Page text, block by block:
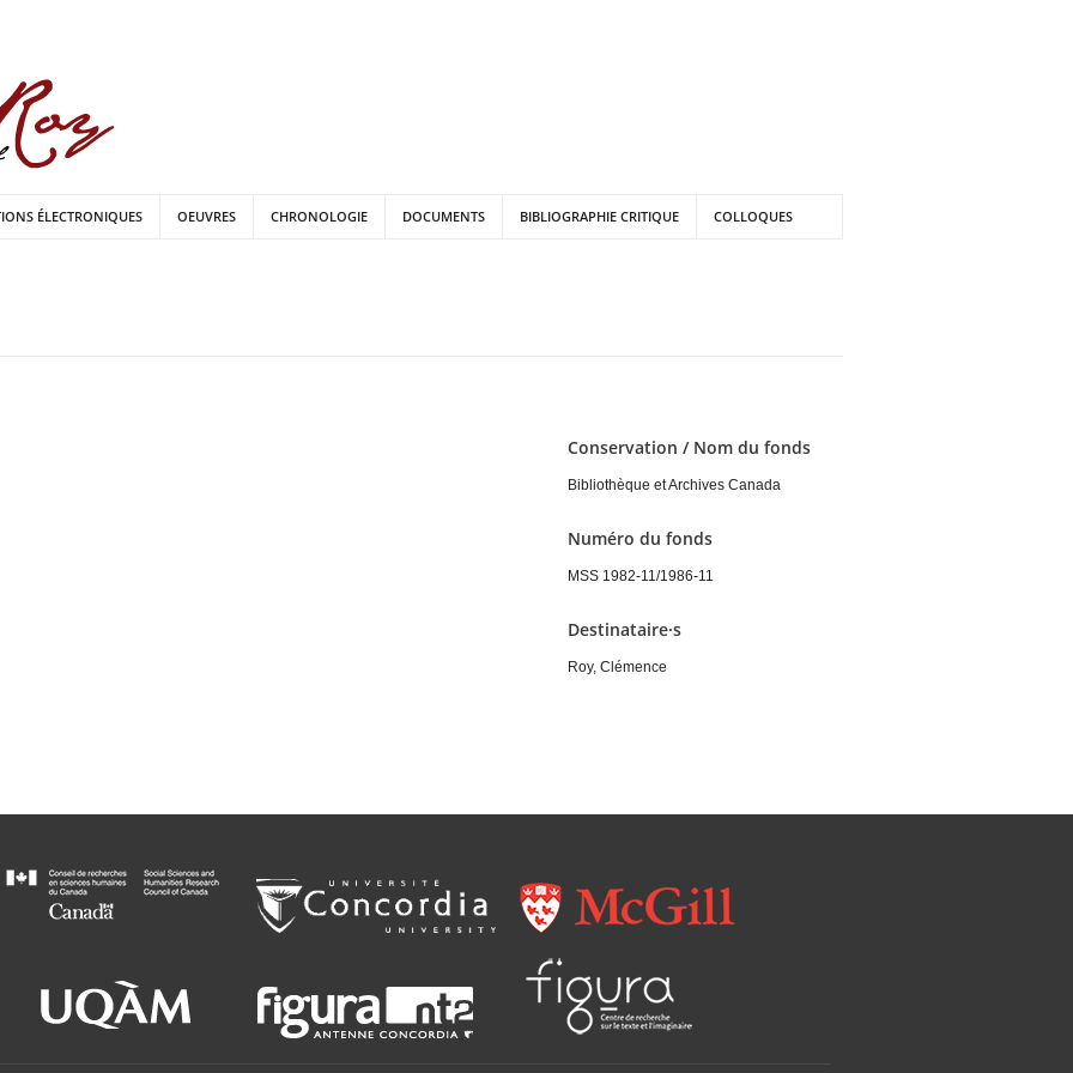
ÉLECTRONIQUES OEUVRES CHRONOLOGIE DOCUMENTS BIBLIOGRAPHIE CRITIQUE COLLOQUES
Conservation / Nom du fonds
Bibliothèque et Archives Canada
Numéro du fonds
MSS 1982-11/1986-11
Destinataire·s
Roy, Clémence